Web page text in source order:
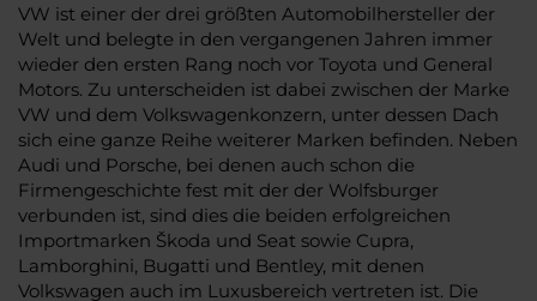
VW ist einer der drei größten Automobilhersteller der
Welt und belegte in den vergangenen Jahren immer
wieder den ersten Rang noch vor Toyota und General
Motors. Zu unterscheiden ist dabei zwischen der Marke
VW und dem Volkswagenkonzern, unter dessen Dach
sich eine ganze Reihe weiterer Marken befinden. Neben
Audi und Porsche, bei denen auch schon die
Firmengeschichte fest mit der der Wolfsburger
verbunden ist, sind dies die beiden erfolgreichen
Importmarken Škoda und Seat sowie Cupra,
Lamborghini, Bugatti und Bentley, mit denen
Volkswagen auch im Luxusbereich vertreten ist. Die